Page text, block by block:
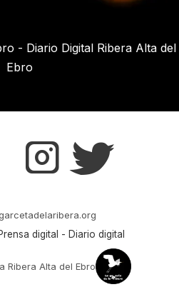
- Diario Digital Ribera Alta del
Ebro
t r
digital - Diario digital
Ribera Alta del Ebro